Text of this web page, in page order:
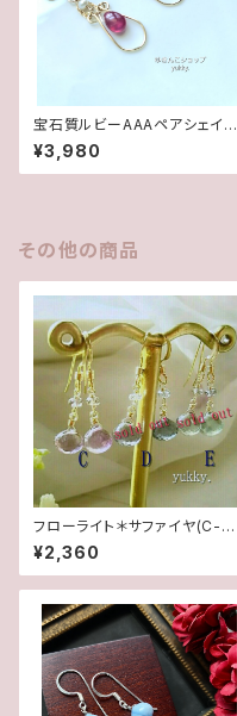
宝石質ルビーAAAペアシェイプ
✽淡水パール14kgfデザインピ
アス/イヤリング
¥3,980
その他の商品
フローライト＊サファイヤ(C-D-
E)1ペア♪14kgfピアス
¥2,360